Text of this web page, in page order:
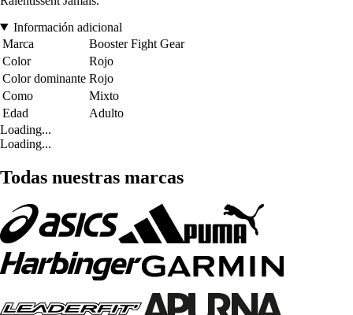
Información adicional
Marca
Booster Fight Gear
Color
Rojo
Color dominante Rojo
Como
Mixto
Edad
Adulto
Loading...
Loading...
Todas nuestras marcas